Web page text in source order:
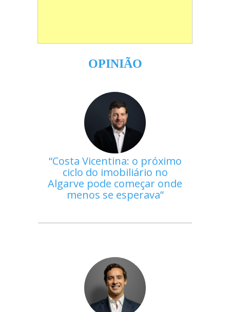
OPINIÃO
Costa Vicentina: o próximo
ciclo do imobiliário no
Algarve pode começar onde
menos se esperava